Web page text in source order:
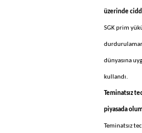
üzerinde
SGK prim
dünyasına
kullandı.
Teminatsız
piyasada
Teminatsız